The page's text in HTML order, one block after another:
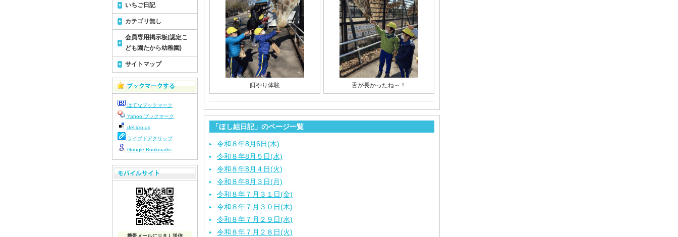
餌やり体験 舌が長かったね～！
「ほし組日記」のページ一覧
令和８年8月6日(木)
令和８年8月５日(水)
令和８年8月４日(火)
令和８年8月３日(月)
令和８年７月３１日(金)
令和８年７月３０日(木)
令和８年７月２９日(水)
令和８年７月２８日(火)
いちご日記
カテゴリ無し
会員専用掲示板(認定こ
ども園たから幼稚園)
サイトマップ
はてなブックマーク
Yahoo!ブックマーク
del.icio.us
ライブドアクリップ
Google Bookmarks
携帯メールにＵＲＬ送信